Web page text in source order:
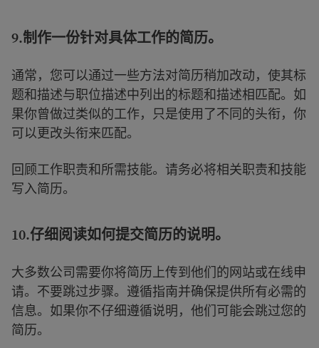
9.制作一份针对具体工作的简历。
通常，您可以通过一些方法对简历稍加改动，使其标
题和描述与职位描述中列出的标题和描述相匹配。如
果你曾做过类似的工作，只是使用了不同的头衔，你
可以更改头衔来匹配。
回顾工作职责和所需技能。请务必将相关职责和技能
写入简历。
10.仔细阅读如何提交简历的说明。
大多数公司需要你将简历上传到他们的网站或在线申
请。不要跳过步骤。遵循指南并确保提供所有必需的
信息。如果你不仔细遵循说明，他们可能会跳过您的
简历。